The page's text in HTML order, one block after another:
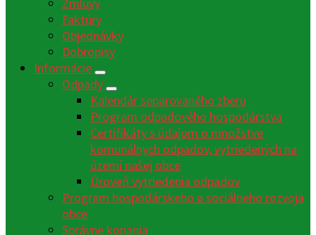
Zmluvy
Faktúry
Objednávky
Dobropisy
Informácie
Odpady
Kalendár separovaného zberu
Program odpadového hospodárstva
Certifikáty s údajom o množstve
komunálnych odpadov, vytriedených na
území našej obce
Úroveň vytriedenia odpadov
Program hospodárskeho a sociálneho rozvoja
obce
Správne konania